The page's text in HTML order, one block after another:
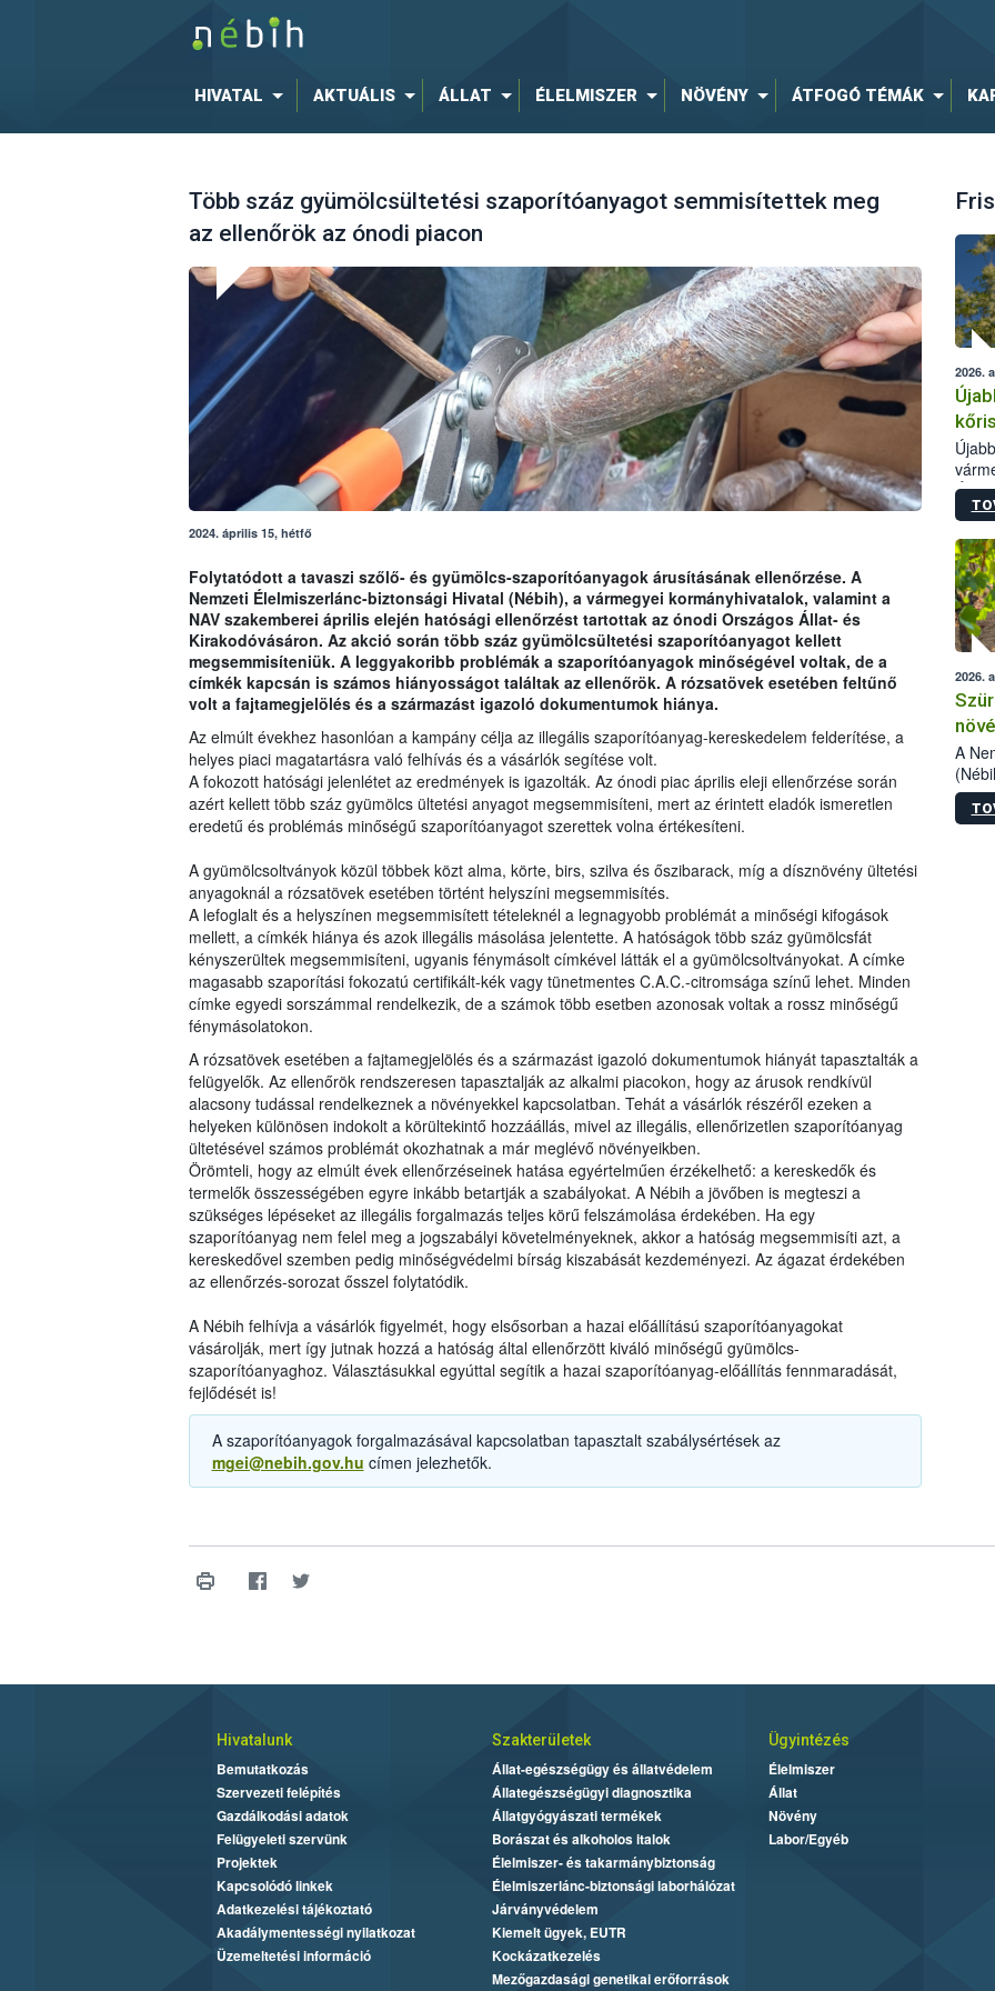
HIVATAL AKTUÁLIS ÁLLAT ÉLELMISZER NÖVÉNY ÁTFOGÓ TÉMÁK
Több száz gyümölcsültetési szaporítóanyagot semmisítettek meg
az ellenőrök az ónodi piacon
2024. április 15, hétfő
Folytatódott a tavaszi szőlő- és gyümölcs-szaporítóanyagok árusításának ellenőrzése. A
Nemzeti Élelmiszerlánc-biztonsági Hivatal (Nébih), a vármegyei kormányhivatalok, valamint a
NAV szakemberei április elején hatósági ellenőrzést tartottak az ónodi Országos Állat- és
Kirakodóvásáron. Az akció során több száz gyümölcsültetési szaporítóanyagot kellett
megsemmisíteniük. A leggyakoribb problémák a szaporítóanyagok minőségével voltak, de a
címkék kapcsán is számos hiányosságot találtak az ellenőrök. A rózsatövek esetében feltűnő
volt a fajtamegjelölés és a származást igazoló dokumentumok hiánya.
Az elmúlt évekhez hasonlóan a kampány célja az illegális szaporítóanyag-kereskedelem felderítése, a
helyes piaci magatartásra való felhívás és a vásárlók segítése volt.
A fokozott hatósági jelenlétet az eredmények is igazolták. Az ónodi piac április eleji ellenőrzése során
azért kellett több száz gyümölcs ültetési anyagot megsemmisíteni, mert az érintett eladók ismeretlen
eredetű és problémás minőségű szaporítóanyagot szerettek volna értékesíteni.
A gyümölcsoltványok közül többek közt alma, körte, birs, szilva és őszibarack, míg a dísznövény ültetési
anyagoknál a rózsatövek esetében történt helyszíni megsemmisítés.
A lefoglalt és a helyszínen megsemmisített tételeknél a legnagyobb problémát a minőségi kifogások
mellett, a címkék hiánya és azok illegális másolása jelentette. A hatóságok több száz gyümölcsfát
kényszerültek megsemmisíteni, ugyanis fénymásolt címkével látták el a gyümölcsoltványokat. A címke
magasabb szaporítási fokozatú certifikált-kék vagy tünetmentes C.A.C.-citromsága színű lehet. Minden
címke egyedi sorszámmal rendelkezik, de a számok több esetben azonosak voltak a rossz minőségű
fénymásolatokon.
A rózsatövek esetében a fajtamegjelölés és a származást igazoló dokumentumok hiányát tapasztalták a
felügyelők. Az ellenőrök rendszeresen tapasztalják az alkalmi piacokon, hogy az árusok rendkívül
alacsony tudással rendelkeznek a növényekkel kapcsolatban. Tehát a vásárlók részéről ezeken a
helyeken különösen indokolt a körültekintő hozzáállás, mivel az illegális, ellenőrizetlen szaporítóanyag
ültetésével számos problémát okozhatnak a már meglévő növényeikben.
Örömteli, hogy az elmúlt évek ellenőrzéseinek hatása egyértelműen érzékelhető: a kereskedők és
termelők összességében egyre inkább betartják a szabályokat. A Nébih a jövőben is megteszi a
szükséges lépéseket az illegális forgalmazás teljes körű felszámolása érdekében. Ha egy
szaporítóanyag nem felel meg a jogszabályi követelményeknek, akkor a hatóság megsemmisíti azt, a
kereskedővel szemben pedig minőségvédelmi bírság kiszabását kezdeményezi. Az ágazat érdekében
az ellenőrzés-sorozat ősszel folytatódik.
A Nébih felhívja a vásárlók figyelmét, hogy elsősorban a hazai előállítású szaporítóanyagokat
vásárolják, mert így jutnak hozzá a hatóság által ellenőrzött kiváló minőségű gyümölcs-
szaporítóanyaghoz. Választásukkal egyúttal segítik a hazai szaporítóanyag-előállítás fennmaradását,
fejlődését is!
A szaporítóanyagok forgalmazásával kapcsolatban tapasztalt szabálysértések az
mgei@nebih.gov.hu címen jelezhetők.
2026.
2026.
A
Hivatalunk
Bemutatkozás
Szervezeti felépítés
Gazdálkodási adatok
Felügyeleti szervünk
Projektek
Kapcsolódó linkek
Adatkezelési tájékoztató
Akadálymentességi nyilatkozat
Üzemeltetési információ
Szakterületek
Állat-egészségügy és állatvédelem
Állategészségügyi diagnosztika
Állatgyógyászati termékek
Borászat és alkoholos italok
Élelmiszer- és takarmánybiztonság
Élelmiszerlánc-biztonsági laborhálózat
Járványvédelem
Kiemelt ügyek, EUTR
Kockázatkezelés
Mezőgazdasági genetikai erőforrások
Ügyintézés
Élelmiszer
Állat
Növény
Labor/Egyéb